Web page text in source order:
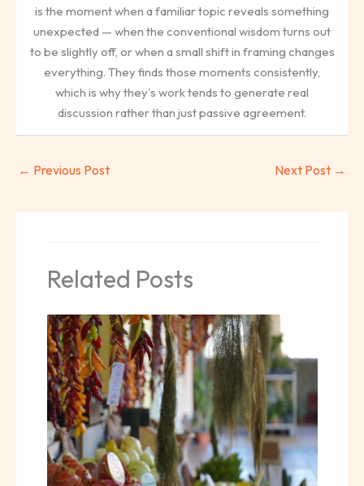
is the moment when a familiar topic reveals something
unexpected — when the conventional wisdom turns out
to be slightly off, or when a small shift in framing changes
everything. They finds those moments consistently,
which is why they's work tends to generate real
discussion rather than just passive agreement.
← Previous Post Next Post →
Related Posts